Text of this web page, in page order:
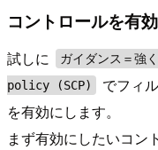
コントロールを有
試しに
ガイダンス＝
policy (SCP)
でフィ
を有効にします。
まず有効にしたいコン